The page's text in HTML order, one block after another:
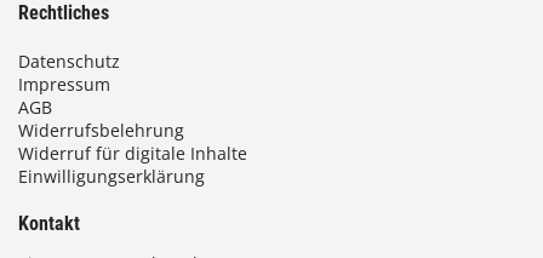
Rechtliches
Datenschutz
Impressum
AGB
Widerrufsbelehrung
Widerruf für digitale Inhalte
Einwilligungserklärung
Kontakt